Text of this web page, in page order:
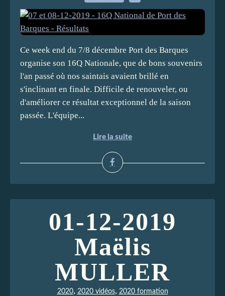
Ce week end du 7/8 décembre Port des Barques
organise son 16Q Nationale, que de bons souvenirs
l'an passé où nos saintais avaient brillé en
s'inclinant en finale. Difficile de renouveler, ou
d'améliorer ce résultat exceptionnel de la saison
passée. L'équipe...
Lire la suite
01-12-2019
Maëlis
MULLER
2020, 2020 vidéos, 2020 formation